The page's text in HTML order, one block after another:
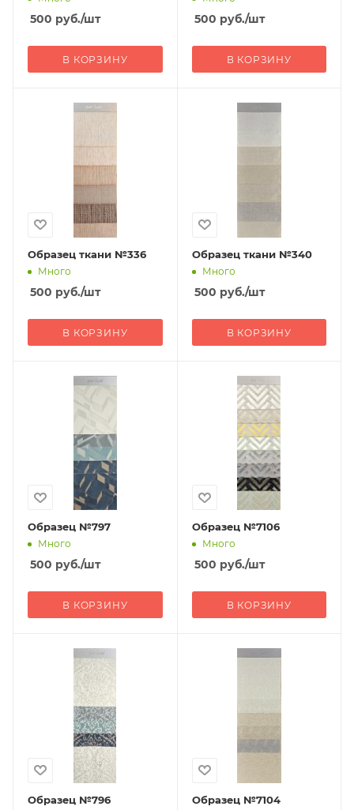
500 руб./шт
В КОРЗИНУ
500 руб./шт
В КОРЗИНУ
Образец ткани №336
Много
500 руб./шт
В КОРЗИНУ
Образец ткани №340
Много
500 руб./шт
В КОРЗИНУ
Образец №797
Много
500 руб./шт
В КОРЗИНУ
Образец №7106
Много
500 руб./шт
В КОРЗИНУ
Образец №796 Образец №7104